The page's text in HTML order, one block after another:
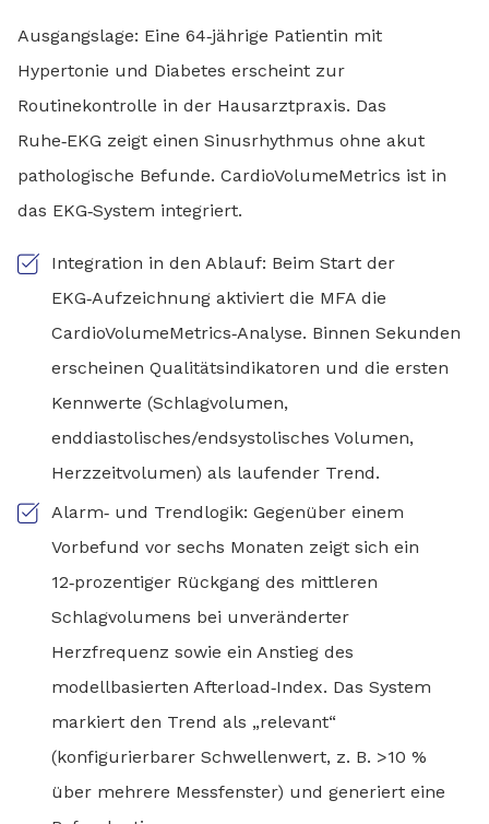
Ausgangslage: Eine 64‑jährige Patientin mit
Hypertonie und Diabetes erscheint zur
Routinekontrolle in der Hausarztpraxis. Das
Ruhe‑EKG zeigt einen Sinusrhythmus ohne akut
pathologische Befunde. CardioVolumeMetrics ist in
das EKG‑System integriert.
Integration in den Ablauf: Beim Start der
EKG‑Aufzeichnung aktiviert die MFA die
CardioVolumeMetrics‑Analyse. Binnen Sekunden
erscheinen Qualitätsindikatoren und die ersten
Kennwerte (Schlagvolumen,
enddiastolisches/endsystolisches Volumen,
Herzzeitvolumen) als laufender Trend.
Alarm‑ und Trendlogik: Gegenüber einem
Vorbefund vor sechs Monaten zeigt sich ein
12‑prozentiger Rückgang des mittleren
Schlagvolumens bei unveränderter
Herzfrequenz sowie ein Anstieg des
modellbasierten Afterload‑Index. Das System
markiert den Trend als „relevant“
(konfigurierbarer Schwellenwert, z. B. >10 %
über mehrere Messfenster) und generiert eine